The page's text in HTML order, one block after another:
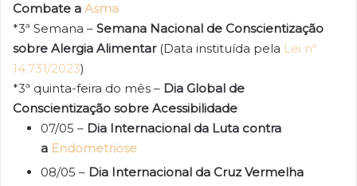
Combate a Asma
*3ª Semana – Semana Nacional de Conscientização
sobre Alergia Alimentar (Data instituída pela Lei nº
14.731/2023)
*3ª quinta-feira do mês – Dia Global de
Conscientização sobre Acessibilidade
07/05 – Dia Internacional da Luta contra
a Endometriose
08/05 – Dia Internacional da Cruz Vermelha